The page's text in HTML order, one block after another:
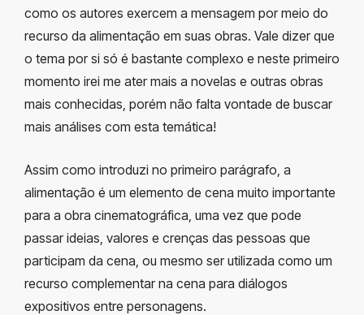
como os autores exercem a mensagem por meio do
recurso da alimentação em suas obras. Vale dizer que
o tema por si só é bastante complexo e neste primeiro
momento irei me ater mais a novelas e outras obras
mais conhecidas, porém não falta vontade de buscar
mais análises com esta temática!
Assim como introduzi no primeiro parágrafo, a
alimentação é um elemento de cena muito importante
para a obra cinematográfica, uma vez que pode
passar ideias, valores e crenças das pessoas que
participam da cena, ou mesmo ser utilizada como um
recurso complementar na cena para diálogos
expositivos entre personagens.